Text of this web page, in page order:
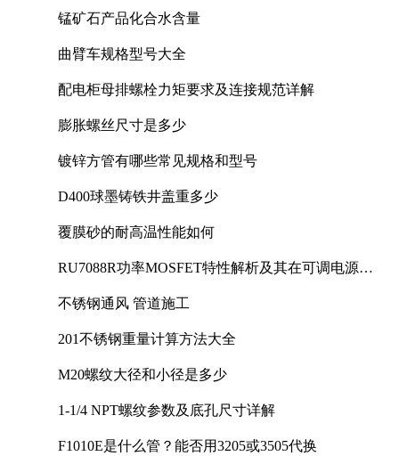
锰矿石产品化合水含量
曲臂车规格型号大全
配电柜母排螺栓力矩要求及连接规范详解
膨胀螺丝尺寸是多少
镀锌方管有哪些常见规格和型号
D400球墨铸铁井盖重多少
覆膜砂的耐高温性能如何
RU7088R功率MOSFET特性解析及其在可调电源设
不锈钢通风 管道施工
201不锈钢重量计算方法大全
M20螺纹大径和小径是多少
1-1/4 NPT螺纹参数及底孔尺寸详解
F1010E是什么管？能否用3205或3505代换